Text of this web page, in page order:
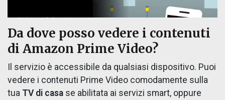
Da dove posso vedere i contenuti
di Amazon Prime Video?
Il servizio è accessibile da qualsiasi dispositivo. Puoi
vedere i contenuti Prime Video comodamente sulla
tua TV di casa se abilitata ai servizi smart, oppure